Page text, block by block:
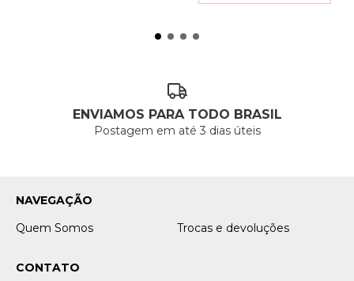
ENVIAMOS PARA TODO BRASIL
Postagem em até 3 dias úteis
NAVEGAÇÃO
Quem Somos
Trocas e devoluções
CONTATO